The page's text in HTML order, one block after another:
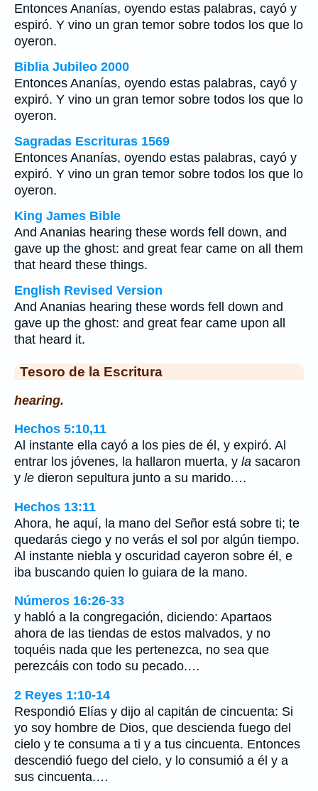
Entonces Ananías, oyendo estas palabras, cayó y
espiró. Y vino un gran temor sobre todos los que lo
oyeron.
Biblia Jubileo 2000
Entonces Ananías, oyendo estas palabras, cayó y
expiró. Y vino un gran temor sobre todos los que lo
oyeron.
Sagradas Escrituras 1569
Entonces Ananías, oyendo estas palabras, cayó y
expiró. Y vino un gran temor sobre todos los que lo
oyeron.
King James Bible
And Ananias hearing these words fell down, and
gave up the ghost: and great fear came on all them
that heard these things.
English Revised Version
And Ananias hearing these words fell down and
gave up the ghost: and great fear came upon all
that heard it.
Tesoro de la Escritura
hearing.
Hechos 5:10,11
Al instante ella cayó a los pies de él, y expiró. Al
entrar los jóvenes, la hallaron muerta, y la sacaron
y le dieron sepultura junto a su marido.…
Hechos 13:11
Ahora, he aquí, la mano del Señor está sobre ti; te
quedarás ciego y no verás el sol por algún tiempo.
Al instante niebla y oscuridad cayeron sobre él, e
iba buscando quien lo guiara de la mano.
Números 16:26-33
y habló a la congregación, diciendo: Apartaos
ahora de las tiendas de estos malvados, y no
toquéis nada que les pertenezca, no sea que
perezcáis con todo su pecado.…
2 Reyes 1:10-14
Respondió Elías y dijo al capitán de cincuenta: Si
yo soy hombre de Dios, que descienda fuego del
cielo y te consuma a ti y a tus cincuenta. Entonces
descendió fuego del cielo, y lo consumió a él y a
sus cincuenta.…